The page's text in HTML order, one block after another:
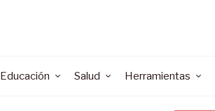
Educación Salud Herramientas